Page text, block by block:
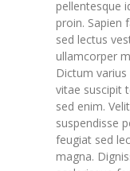
pellentesque
proin. Sapien
sed lectus
ullamcorper
Dictum
vitae suscipit
sed enim.
suspendisse
feugiat sed
magna.